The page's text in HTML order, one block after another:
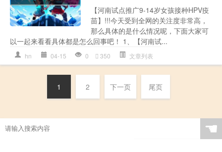
【河南试点推广9-14岁女孩接种HPV疫
苗】!!!今天受到全网的关注度非常高，
那么具体的是什么情况呢，下面大家可
以一起来看看具体都是怎么回事吧！ 1、【河南试...
hn 04-15 0 350 文章列表
1 2 下一页 尾页
☚